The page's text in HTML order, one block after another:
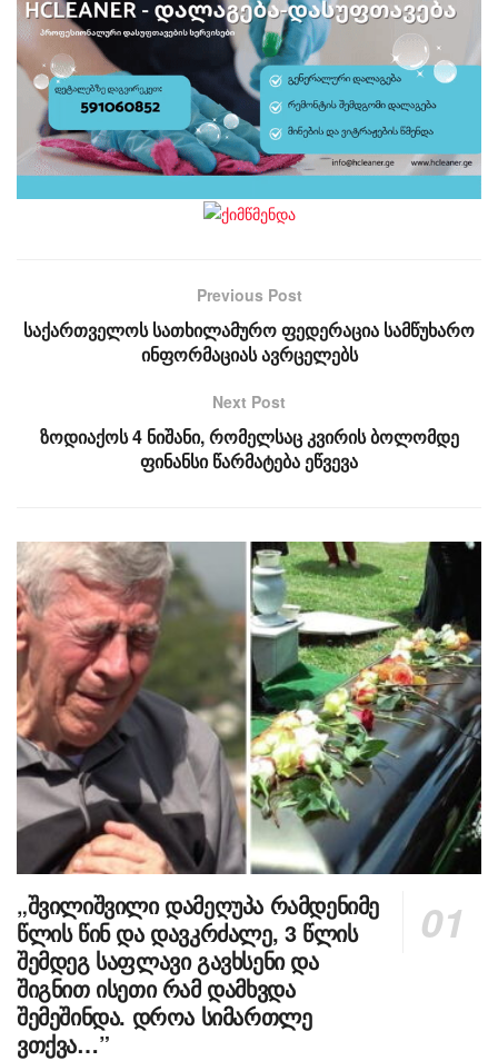
Previous Post
საქართველოს სათხილამურო ფედერაცია სამწუხარო
ინფორმაციას ავრცელებს
Next Post
ზოდიაქოს 4 ნიშანი, რომელსაც კვირის ბოლომდე
ფინანსი წარმატება ეწვევა
„შვილიშვილი დამეღუპა რამდენიმე
წლის წინ და დავკრძალე, 3 წლის
შემდეგ საფლავი გავხსენი და
შიგნით ისეთი რამ დამხვდა
შემეშინდა. დროა სიმართლე
ვთქვა…”